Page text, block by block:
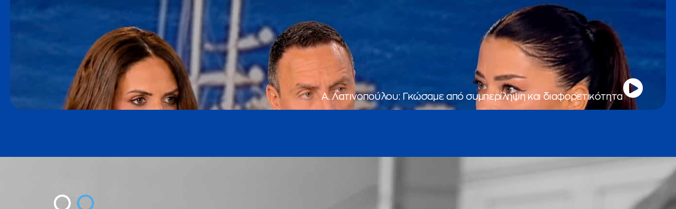
Α. Λατινοπούλου: Γκώσαμε από συμπερίληψη και διαφορετικότητα